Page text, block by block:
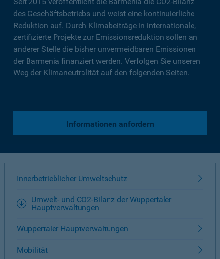
des Geschäftsbetriebs und weist eine kontinuierliche
Reduktion auf. Durch Klimabeiträge in internationale,
zertifizierte Projekte zur Emissionsreduktion sollen an
anderer Stelle die bisher unvermeidbaren Emissionen
der Barmenia finanziert werden. Verfolgen Sie unseren
Weg der Klimaneutralität auf den folgenden Seiten.
Informationen anfordern
Innerbetrieblicher Umweltschutz
Umwelt- und CO2-Bilanz der Wuppertaler
Hauptverwaltungen
Wuppertaler Hauptverwaltungen
Mobilität